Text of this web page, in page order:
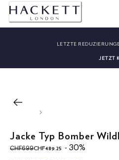
LETZTE
JETZT
Jacke Typ Bomber
CHF699
ursprünglicher Preis CHF699
CHF489.25
aktueller Preis CHF489.25
- 30%